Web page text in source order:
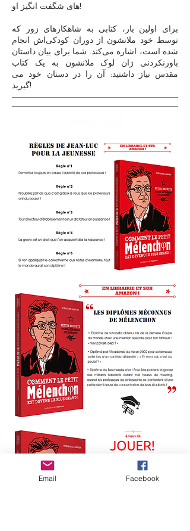
های شگفت انگیز او!
برای اولین بار، کتابی به شاهکارهای زور که
توسط خود ملانشون از دوران کودکی‌اش انجام
شده است، اشاره می‌کند. شما برای بیان داستان
باورنکردنی ژان لوک ملانشون به یک کتاب
مقدس نیاز داشتید: آن را در دستان خود می
گیرید!
Email Facebook